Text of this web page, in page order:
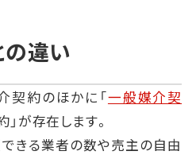
違い
契約のほかに「一般媒介契
」が存在します。
きる業者の数や売主の自由